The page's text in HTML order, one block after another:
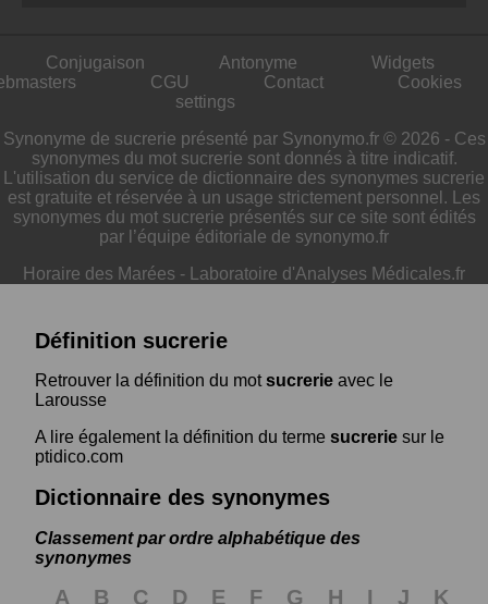
Conjugaison Antonyme
Widgets
CGU Contact
Cookies
settings
Synonyme de sucrerie présenté par Synonymo.fr © 2026 - Ces
synonymes du mot sucrerie sont donnés à titre indicatif.
L'utilisation du service de dictionnaire des synonymes sucrerie
est gratuite et réservée à un usage strictement personnel. Les
synonymes du mot sucrerie présentés sur ce site sont édités
par l’équipe éditoriale de synonymo.fr
Horaire des Marées - Laboratoire d'Analyses Médicales.fr
Définition sucrerie
Retrouver la définition du motsucrerie avec le
Larousse
A lire également la définition du terme sucrerie sur le
ptidico.com
Dictionnaire des synonymes
Classement par ordre alphabétique des
synonymes
A B C D E F G H I J K